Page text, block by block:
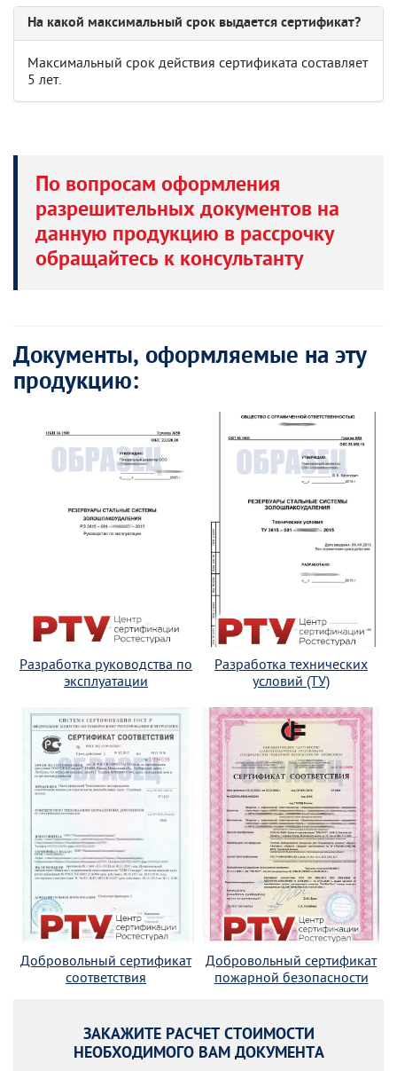
На какой максимальный срок выдается сертификат?
Максимальный срок действия сертификата составляет
5 лет.
По вопросам оформления
разрешительных документов на
данную продукцию в рассрочку
обращайтесь к консультанту
Документы, оформляемые на эту
продукцию:
Разработка руководства по
эксплуатации
Разработка технических
условий (ТУ)
Добровольный сертификат
соответствия
Добровольный сертификат
пожарной безопасности
ЗАКАЖИТЕ РАСЧЕТ СТОИМОСТИ
НЕОБХОДИМОГО ВАМ ДОКУМЕНТА